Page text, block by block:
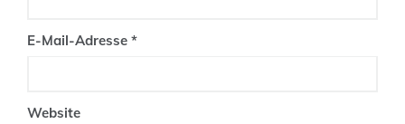
E-Mail-Adresse *
Website